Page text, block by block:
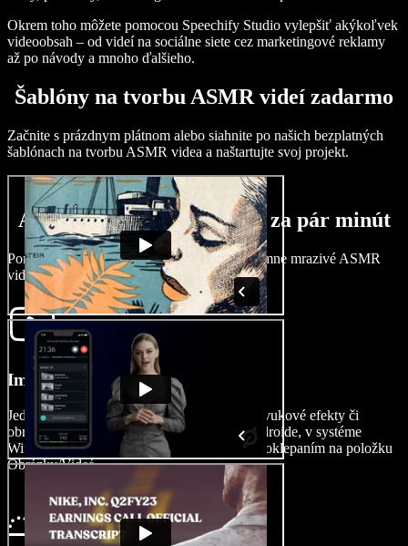
Okrem toho môžete pomocou Speechify Studio vylepšiť akýkoľvek
videoobsah – od videí na sociálne siete cez marketingové reklamy
až po návody a mnoho ďalšieho.
Šablóny na tvorbu ASMR videí zadarmo
Začnite s prázdnym plátnom alebo siahnite po našich bezplatných
šablónach na tvorbu ASMR videa a naštartujte svoj projekt.
Ako vytvoriť ASMR video za pár minút
Ponorte sa do sveta ASMR a vytvárajte príjemne mrazivé ASMR
videá so Speechify Studio.
Importujte svoje video
Jednoducho naimportujte svoje videoklipy, zvukové efekty či
obrázky – či už boli natočené na iPhone, Androide, v systéme
Windows alebo na Macu – do editora videí poklepaním na položku
Obrázky/Videá.